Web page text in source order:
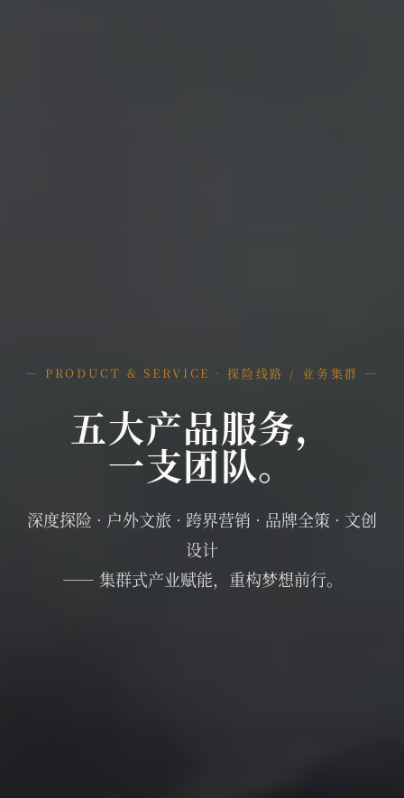
— PRODUCT & SERVICE · 探险线路 / 业务集群 —
五大产品服务，
一支团队。
深度探险 · 户外文旅 · 跨界营销 · 品牌全策 · 文创
设计
—— 集群式产业赋能，重构梦想前行。